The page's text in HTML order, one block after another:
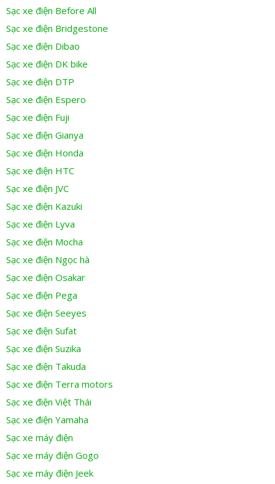
Sạc xe điện Before All
Sạc xe điện Bridgestone
Sạc xe điện Dibao
Sạc xe điện DK bike
Sạc xe điện DTP
Sạc xe điện Espero
Sạc xe điện Fuji
Sạc xe điện Gianya
Sạc xe điện Honda
Sạc xe điện HTC
Sạc xe điện JVC
Sạc xe điện Kazuki
Sạc xe điện Lyva
Sạc xe điện Mocha
Sạc xe điện Ngọc hà
Sạc xe điện Osakar
Sạc xe điện Pega
Sạc xe điện Seeyes
Sạc xe điện Sufat
Sạc xe điện Suzika
Sạc xe điện Takuda
Sạc xe điện Terra motors
Sạc xe điện Việt Thái
Sạc xe điện Yamaha
Sạc xe máy điện
Sạc xe máy điện Gogo
Sạc xe máy điện Jeek